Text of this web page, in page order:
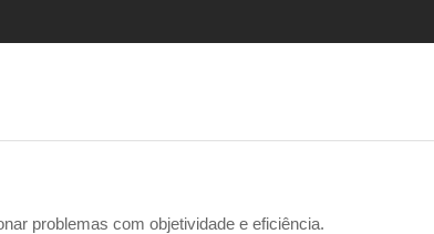
problemas com objetividade e eficiência.